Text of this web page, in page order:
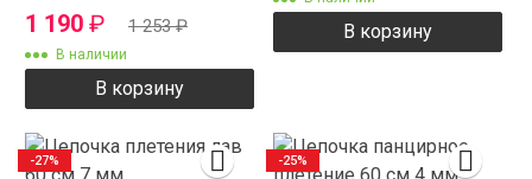
двойная
1 190 ₽ 1 253₽
В наличии
В корзину
В корзину
-27% -25%